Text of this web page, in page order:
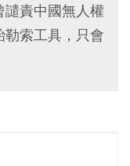
責中國無人權
索工具，只會